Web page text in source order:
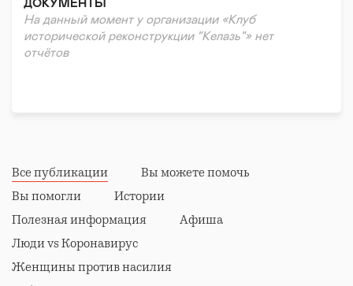
ДОКУМЕНТЫ
На данный момент у организации «Клуб
исторической реконструкции "Келазь"» нет
отчётов
Все публикации
Вы можете помочь
Вы помогли
Истории
Полезная информация
Афиша
Люди vs Коронавирус
Женщины против насилия